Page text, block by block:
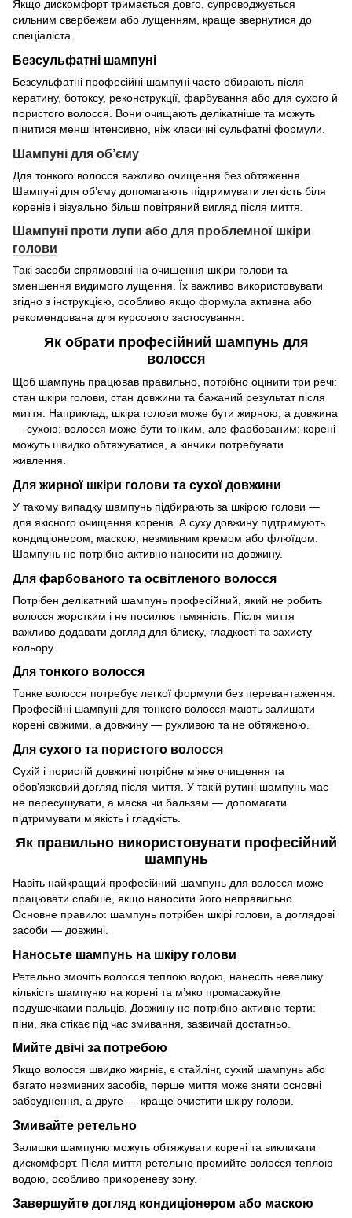
Якщо дискомфорт тримається довго, супроводжується
сильним свербежем або лущенням, краще звернутися до
спеціаліста.
Безсульфатні шампуні
Безсульфатні професійні шампуні часто обирають після
кератину, ботоксу, реконструкції, фарбування або для сухого й
пористого волосся. Вони очищають делікатніше та можуть
пінитися менш інтенсивно, ніж класичні сульфатні формули.
Шампуні для об’єму
Для тонкого волосся важливо очищення без обтяження.
Шампуні для об’єму допомагають підтримувати легкість біля
коренів і візуально більш повітряний вигляд після миття.
Шампуні проти лупи або для проблемної шкіри
голови
Такі засоби спрямовані на очищення шкіри голови та
зменшення видимого лущення. Їх важливо використовувати
згідно з інструкцією, особливо якщо формула активна або
рекомендована для курсового застосування.
Як обрати професійний шампунь для
волосся
Щоб шампунь працював правильно, потрібно оцінити три речі:
стан шкіри голови, стан довжини та бажаний результат після
миття. Наприклад, шкіра голови може бути жирною, а довжина
— сухою; волосся може бути тонким, але фарбованим; корені
можуть швидко обтяжуватися, а кінчики потребувати
живлення.
Для жирної шкіри голови та сухої довжини
У такому випадку шампунь підбирають за шкірою голови —
для якісного очищення коренів. А суху довжину підтримують
кондиціонером, маскою, незмивним кремом або флюїдом.
Шампунь не потрібно активно наносити на довжину.
Для фарбованого та освітленого волосся
Потрібен делікатний шампунь професійний, який не робить
волосся жорстким і не посилює тьмяність. Після миття
важливо додавати догляд для блиску, гладкості та захисту
кольору.
Для тонкого волосся
Тонке волосся потребує легкої формули без перевантаження.
Професійні шампуні для тонкого волосся мають залишати
корені свіжими, а довжину — рухливою та не обтяженою.
Для сухого та пористого волосся
Сухій і пористій довжині потрібне м’яке очищення та
обов’язковий догляд після миття. У такій рутині шампунь має
не пересушувати, а маска чи бальзам — допомагати
підтримувати м’якість і гладкість.
Як правильно використовувати професійний
шампунь
Навіть найкращий професійний шампунь для волосся може
працювати слабше, якщо наносити його неправильно.
Основне правило: шампунь потрібен шкірі голови, а доглядові
засоби — довжині.
Наносьте шампунь на шкіру голови
Ретельно змочіть волосся теплою водою, нанесіть невелику
кількість шампуню на корені та м’яко промасажуйте
подушечками пальців. Довжину не потрібно активно терти:
піни, яка стікає під час змивання, зазвичай достатньо.
Мийте двічі за потребою
Якщо волосся швидко жирніє, є стайлінг, сухий шампунь або
багато незмивних засобів, перше миття може зняти основні
забруднення, а друге — краще очистити шкіру голови.
Змивайте ретельно
Залишки шампуню можуть обтяжувати корені та викликати
дискомфорт. Після миття ретельно промийте волосся теплою
водою, особливо прикореневу зону.
Завершуйте догляд кондиціонером або маскою